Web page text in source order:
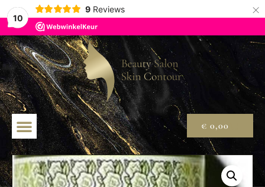
10
9 Reviews ×
€ 0,00